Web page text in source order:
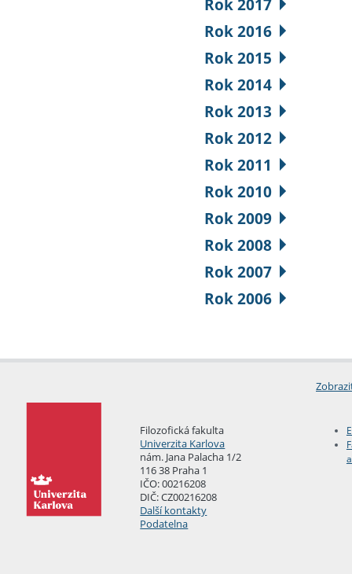
Rok 2017
Rok 2016
Rok 2015
Rok 2014
Rok 2013
Rok 2012
Rok 2011
Rok 2010
Rok 2009
Rok 2008
Rok 2007
Rok 2006
Filozofická fakulta
Univerzita Karlova
nám. Jana Palacha 1/2
116 38 Praha 1
IČO: 00216208
DIČ: CZ00216208
Další kontakty
Podatelna